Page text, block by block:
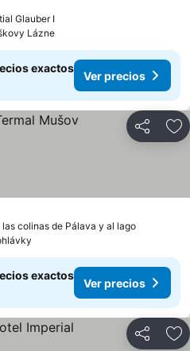
Glauber I
Lázne
exactos
Ver precios
Compartir
colinas de Pálava y al lago
exactos
Ver precios
Compartir